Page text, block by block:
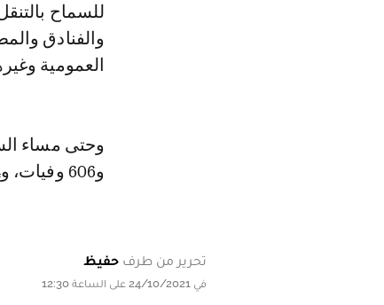
للسماح
والفنادق
العمومية
و606 وفيات، و924 ألفا و9 حالات شفاء.
تحرير من طرف حفيظ
في 24/10/2021 على الساعة 12:30